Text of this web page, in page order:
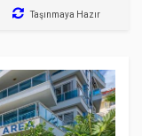
Taşınmaya Hazır